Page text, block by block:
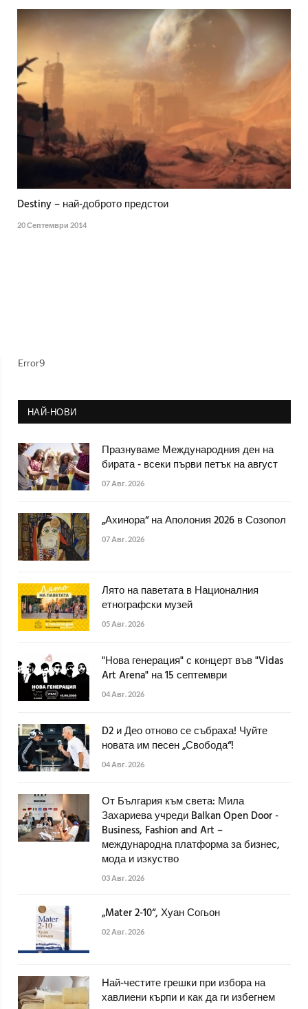
Destiny – най-доброто предстои
20 Септември 2014
Error9
НАЙ-НОВИ
Празнуваме Международния ден на
бирата - всеки първи петък на август
07 Авг. 2026
„Ахинора“ на Аполония 2026 в Созопол
07 Авг. 2026
Лято на паветата в Националния
етнографски музей
05 Авг. 2026
"Нова генерация" с концерт във "Vidas
Art Arena" на 15 септември
04 Авг. 2026
D2 и Део отново се събраха! Чуйте
новата им песен „Свобода“!
04 Авг. 2026
От България към света: Мила
Захариева учреди Balkan Open Door -
Business, Fashion and Art –
международна платформа за бизнес,
мода и изкуство
03 Авг. 2026
„Mater 2-10“, Хуан Согьон
02 Авг. 2026
Най-честите грешки при избора на
хавлиени кърпи и как да ги избегнем